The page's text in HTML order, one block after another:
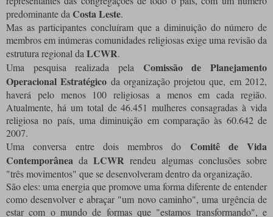
predominante da Costa Leste.
Mas as participantes concluíram que a diminuição do número de
membros em inúmeras comunidades religiosas exige uma revisão da
estrutura regional da LCWR.
Uma pesquisa realizada pela Comissão de Planejamento
Operacional Estratégico da organização projetou que, em 2012,
haverá pelo menos 100 religiosas a menos em cada região.
Atualmente, há um total de 46.451 mulheres consagradas à vida
religiosa no país, uma diminuição em comparação às 60.642 de
2007.
Uma conversa entre dois membros do Comitê de Vida
Contemporânea da LCWR rendeu algumas conclusões sobre
"três movimentos" que se desenvolveram dentro da organização.
São eles: uma energia que promove uma forma diferente de entender
como desenvolver e abraçar "um novo caminho", uma urgência de
estar com o mundo de formas que "estamos transformando", e